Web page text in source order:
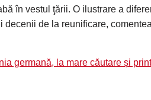
în vestul ţării. O ilustrare a
decenii de la reunificare,
germană, la mare căutare și